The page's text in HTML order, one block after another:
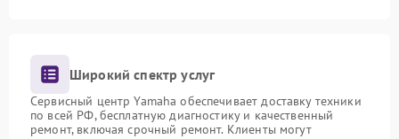
Широкий спектр услуг
Сервисный центр Yamaha обеспечивает доставку техники
по всей РФ, бесплатную диагностику и качественный
ремонт, включая срочный ремонт. Клиенты могут